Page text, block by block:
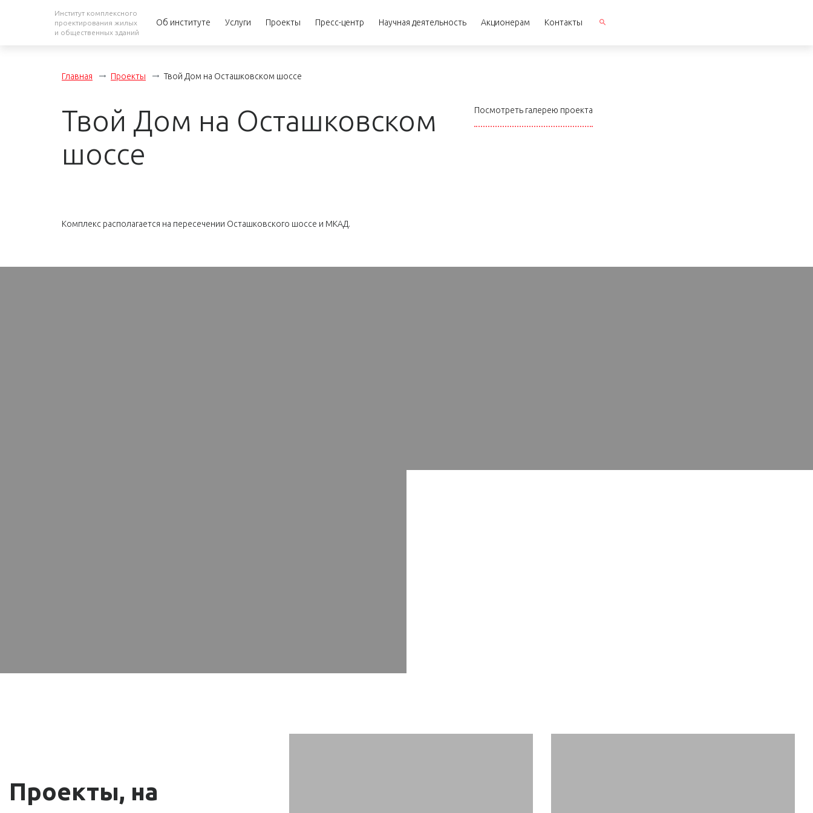
Институт комплексного
проектирования жилых
и общественных зданий
Об институте Услуги Проекты Пресс-центр Научная деятельность Акционерам Контакты
Главная Проекты Твой Дом на Осташковском шоссе
Твой Дом на Осташковском
шоссе
Комплекс располагается на пересечении Осташковского шоссе и МКАД.
Посмотреть галерею проекта
Проекты, на